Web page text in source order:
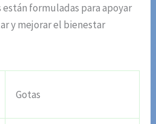
están formuladas para apoyar
y mejorar el bienestar
Gotas